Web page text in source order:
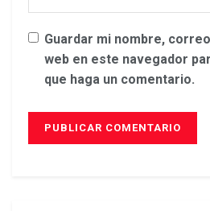
Guardar mi nombre,
web en este navegador
que haga un comentario.